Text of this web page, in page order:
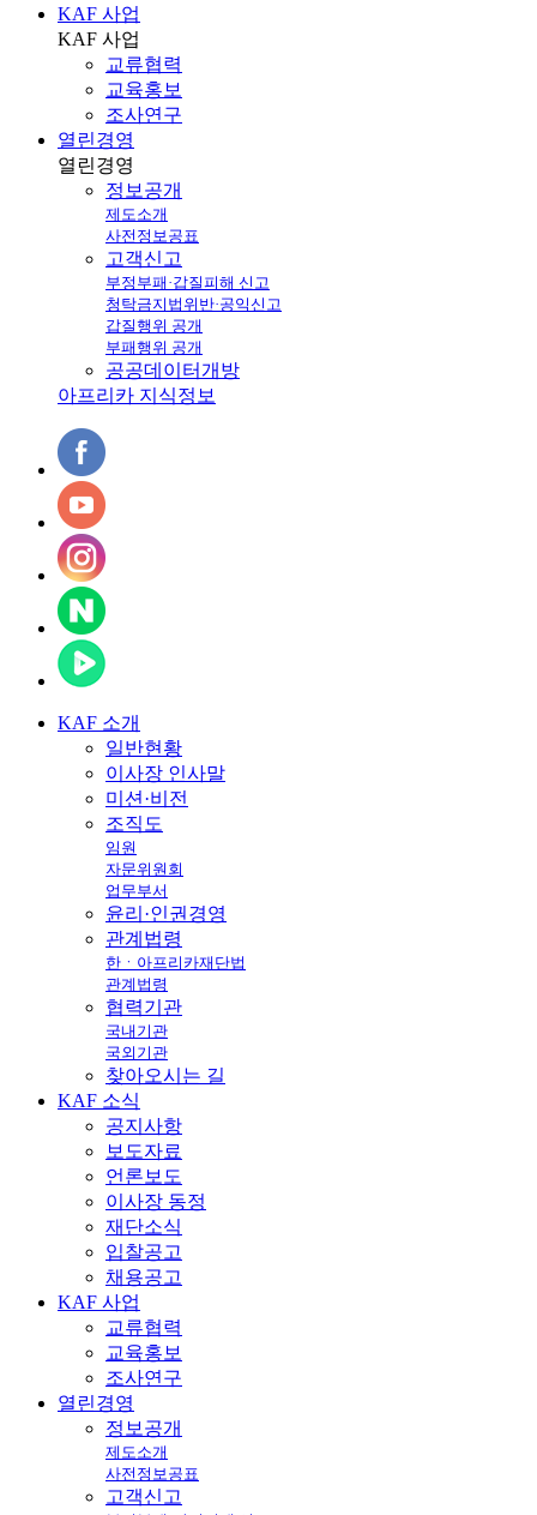
KAF 사업
KAF 사업
교류협력
교육홍보
조사연구
열린경영
열린경영
정보공개
제도소개
사전정보공표
고객신고
부정부패·갑질피해 신고
청탁금지법위반·공익신고
갑질행위 공개
부패행위 공개
공공데이터개방
아프리카 지식정보
KAF 소개
일반현황
이사장 인사말
미션·비전
조직도
임원
자문위원회
업무부서
윤리·인권경영
관계법령
한ㆍ아프리카재단법
관계법령
협력기관
국내기관
국외기관
찾아오시는 길
KAF 소식
공지사항
보도자료
언론보도
이사장 동정
재단소식
입찰공고
채용공고
KAF 사업
교류협력
교육홍보
조사연구
열린경영
정보공개
제도소개
사전정보공표
고객신고